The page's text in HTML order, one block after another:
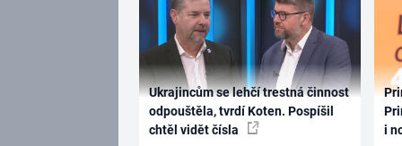
Ukrajincům se lehčí trestná činnost
odpouštěla, tvrdí Koten. Pospíšil
chtěl vidět čísla
i